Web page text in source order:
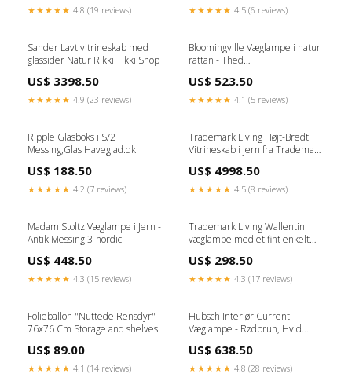
★★★★★ 4.8 (19 reviews) ★★★★★ 4.5 (6 reviews)
Sander Lavt vitrineskab med
glassider Natur Rikki Tikki Shop
US$ 3398.50
★★★★★ 4.9 (23 reviews)
Bloomingville Væglampe i natur
rattan - Thed
US$ 523.50
★★★★★ 4.1 (5 reviews)
Ripple Glasboks i S/2
Messing,Glas Haveglad.dk
US$ 188.50
★★★★★ 4.2 (7 reviews)
Trademark Living Højt-Bredt
Vitrineskab i jern fra Trademark
US$ 4998.50
★★★★★ 4.5 (8 reviews)
Madam Stoltz Væglampe i Jern -
Antik Messing 3-nordic
US$ 448.50
★★★★★ 4.3 (15 reviews)
Trademark Living Wallentin
væglampe med et fint enkelt
Shelves
US$ 298.50
★★★★★ 4.3 (17 reviews)
Folieballon "Nuttede Rensdyr"
76x76 Cm Storage and shelves
US$ 89.00
★★★★★ 4.1 (14 reviews)
Hübsch Interiør Current
Væglampe - Rødbrun, Hvid
US$ 638.50
★★★★★ 4.8 (28 reviews)